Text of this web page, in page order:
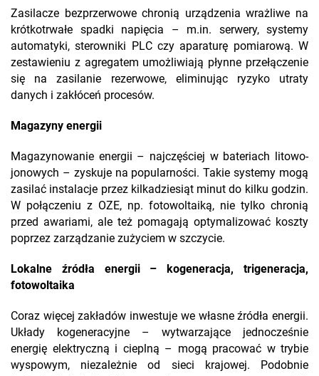
Zasilacze bezprzerwowe chronią urządzenia wrażliwe na
krótkotrwałe spadki napięcia – m.in. serwery, systemy
automatyki, sterowniki PLC czy aparaturę pomiarową. W
zestawieniu z agregatem umożliwiają płynne przełączenie
się na zasilanie rezerwowe, eliminując ryzyko utraty
danych i zakłóceń procesów.
Magazyny energii
Magazynowanie energii – najczęściej w bateriach litowo-
jonowych – zyskuje na popularności. Takie systemy mogą
zasilać instalacje przez kilkadziesiąt minut do kilku godzin.
W połączeniu z OZE, np. fotowoltaiką, nie tylko chronią
przed awariami, ale też pomagają optymalizować koszty
poprzez zarządzanie zużyciem w szczycie.
Lokalne źródła energii – kogeneracja, trigeneracja,
fotowoltaika
Coraz więcej zakładów inwestuje we własne źródła energii.
Układy kogeneracyjne – wytwarzające jednocześnie
energię elektryczną i cieplną – mogą pracować w trybie
wyspowym, niezależnie od sieci krajowej. Podobnie